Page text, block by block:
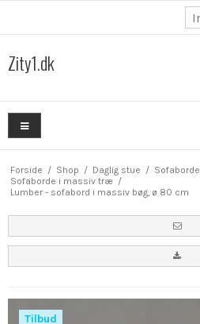
Zity1.dk
Forside / Shop / Daglig stue / Sofaborde
Sofaborde i massiv træ /
Lumber - sofabord i massiv bøg, ø 80 cm
Tilbud